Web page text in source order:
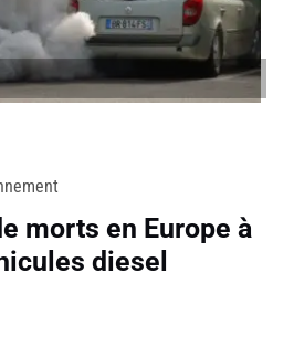
morts en Europe à
diesel